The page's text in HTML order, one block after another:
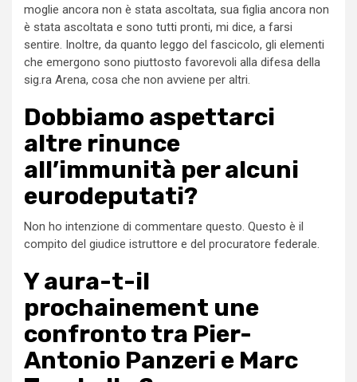
moglie ancora non è stata ascoltata, sua figlia ancora non
è stata ascoltata e sono tutti pronti, mi dice, a farsi
sentire. Inoltre, da quanto leggo del fascicolo, gli elementi
che emergono sono piuttosto favorevoli alla difesa della
sig.ra Arena, cosa che non avviene per altri.
Dobbiamo aspettarci
altre rinunce
all’immunità per alcuni
eurodeputati?
Non ho intenzione di commentare questo. Questo è il
compito del giudice istruttore e del procuratore federale.
Y aura-t-il
prochainement une
confronto tra Pier-
Antonio Panzeri e Marc